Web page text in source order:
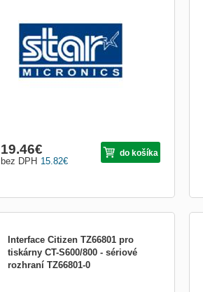
15.82€
bez DPH
19.46€ do košíka
Interface Citizen TZ66801 pro
tiskárny CT-S600/800 - sériové
rozhraní TZ66801-0